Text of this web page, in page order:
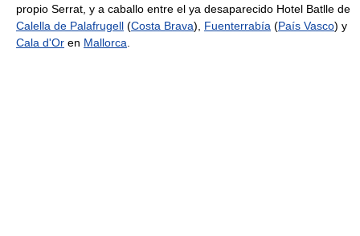
propio Serrat, y a caballo entre el ya desaparecido Hotel Batlle de
Calella de Palafrugell (Costa Brava), Fuenterrabía (País Vasco) y
Cala d'Or en Mallorca.